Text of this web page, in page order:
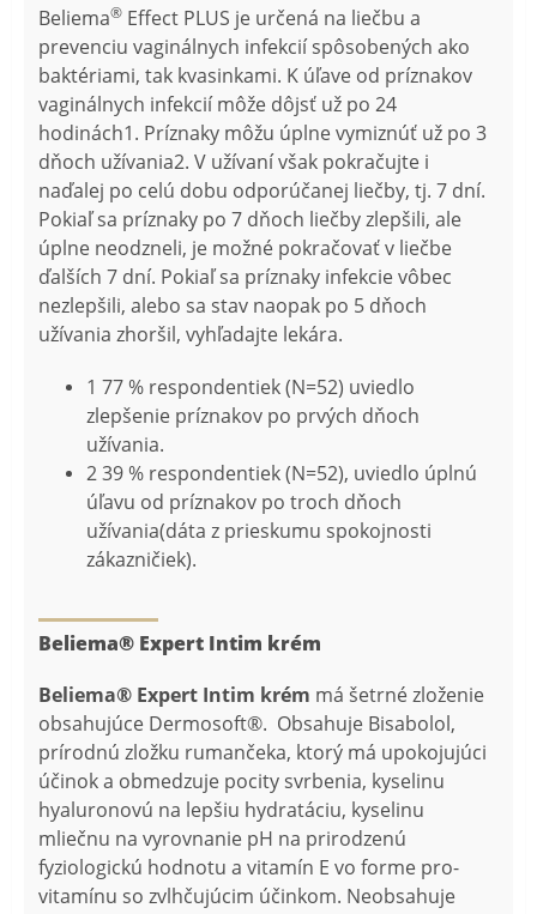
Beliema® Effect PLUS je určená na liečbu a
prevenciu vaginálnych infekcií spôsobených ako
baktériami, tak kvasinkami. K úľave od príznakov
vaginálnych infekcií môže dôjsť už po 24
hodinách1. Príznaky môžu úplne vymiznúť už po 3
dňoch užívania2. V užívaní však pokračujte i
naďalej po celú dobu odporúčanej liečby, tj. 7 dní.
Pokiaľ sa príznaky po 7 dňoch liečby zlepšili, ale
úplne neodzneli, je možné pokračovať v liečbe
ďalších 7 dní. Pokiaľ sa príznaky infekcie vôbec
nezlepšili, alebo sa stav naopak po 5 dňoch
užívania zhoršil, vyhľadajte lekára.
1 77 % respondentiek (N=52) uviedlo
zlepšenie príznakov po prvých dňoch
užívania.
2 39 % respondentiek (N=52), uviedlo úplnú
úľavu od príznakov po troch dňoch
užívania(dáta z prieskumu spokojnosti
zákazničiek).
Beliema® Expert Intim krém
Beliema® Expert Intim krém má šetrné zloženie
obsahujúce Dermosoft®. Obsahuje Bisabolol,
prírodnú zložku rumančeka, ktorý má upokojujúci
účinok a obmedzuje pocity svrbenia, kyselinu
hyaluronovú na lepšiu hydratáciu, kyselinu
mliečnu na vyrovnanie pH na prirodzenú
fyziologickú hodnotu a vitamín E vo forme pro-
vitamínu so zvlhčujúcim účinkom. Neobsahuje